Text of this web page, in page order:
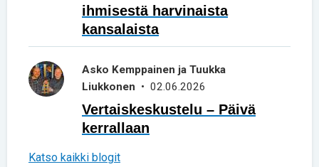
ihmisestä harvinaista
kansalaista
Asko Kemppainen ja Tuukka
Liukkonen • 02.06.2026
Vertaiskeskustelu – Päivä
kerrallaan
Katso kaikki blogit